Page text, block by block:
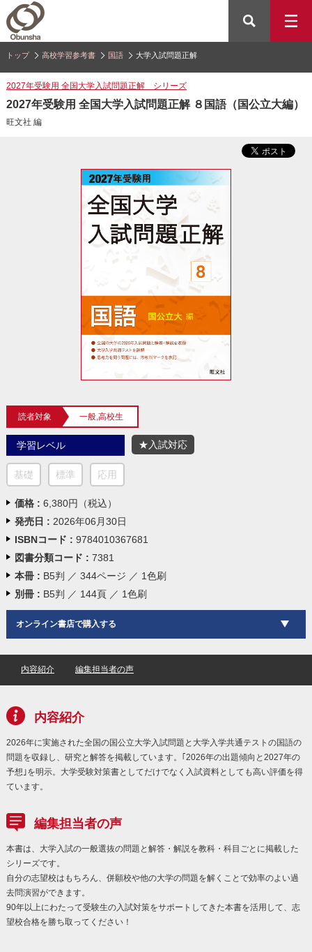
トップ 高校学習参考書 国語 大学入試問題正解
2027年受験用 全国大学入試問題正解 シリーズ
2027年受験用 全国大学入試問題正解 ８国語（国公立大編）
旺文社 編
読者対象 一般,高校生
学習レベル
基礎 標準 応用
★入試対応
価格 : 6,380円（税込）
発売日 : 2026年06月30日
ISBNコード : 9784010367681
図書分類コード : 7381
本冊 : B5判 ／ 344ページ ／ 1色刷
別冊 : B5判 ／ 144頁 ／ 1色刷
オンライン書店で購入する
内容紹介 編集担当者の声
内容紹介
2026年に実施された全国の国公立大学入試問題と大学入学共通テストの国語の
問題を収録し、研究と解答を掲載しています。｢2026年の出題傾向と2027年の
予想｣を明示。大学受験対策書としてだけでなく入試資料としても高い評価を得
ています。
編集担当者の声
本書は、大学入試の一般選抜の問題と解答・解説を教科・科目ごとに掲載した
シリーズです。
自分の志望校はもちろん、併願校や他の大学の問題を解くことで効率のよい過
去問演習ができます。
90年以上にわたって受験生の入試対策をサポートしてきた本書を活用して、志
望校合格を勝ち取ってください！